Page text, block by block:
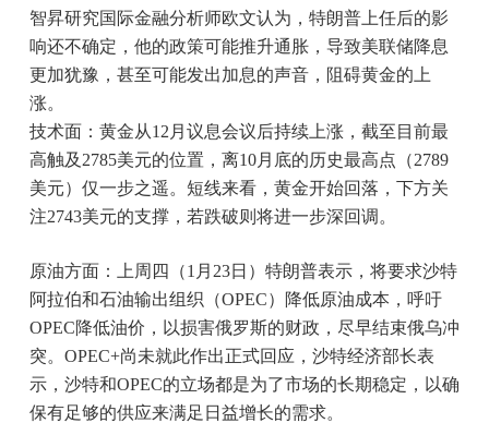
智昇研究国际金融分析师欧文认为，特朗普上任后的影
响还不确定，他的政策可能推升通胀，导致美联储降息
更加犹豫，甚至可能发出加息的声音，阻碍黄金的上
涨。
技术面：黄金从12月议息会议后持续上涨，截至目前最
高触及2785美元的位置，离10月底的历史最高点（2789
美元）仅一步之遥。短线来看，黄金开始回落，下方关
注2743美元的支撑，若跌破则将进一步深回调。
原油方面：上周四（1月23日）特朗普表示，将要求沙特
阿拉伯和石油输出组织（OPEC）降低原油成本，呼吁
OPEC降低油价，以损害俄罗斯的财政，尽早结束俄乌冲
突。OPEC+尚未就此作出正式回应，沙特经济部长表
示，沙特和OPEC的立场都是为了市场的长期稳定，以确
保有足够的供应来满足日益增长的需求。